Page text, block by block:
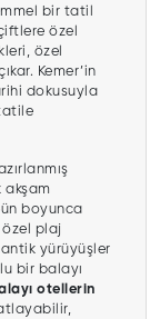
bir tatil
özel
özel
Kemer’in
dokusuyla
akşam
boyunca
özel plaj
yürüyüşler
bir balayı
otellerin